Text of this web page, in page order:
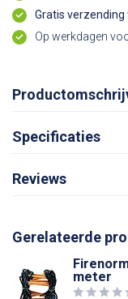
Gratis verzending
Op werkdagen
Specificaties
Reviews
Gerelateerde
meter